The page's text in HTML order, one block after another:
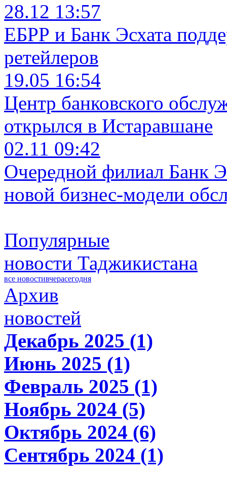
28.12 13:57
ЕБРР и Банк Эсхата
ретейлеров
19.05 16:54
Центр банковского
открылся в Истаравшане
02.11 09:42
Очередной филиал Банк
новой бизнес-модели
Популярные
новости Таджикистана
все новостивчерасегодня
Архив
новостей
Декабрь 2025 (1)
Июнь 2025 (1)
Февраль 2025 (1)
Ноябрь 2024 (5)
Октябрь 2024 (6)
Сентябрь 2024 (1)